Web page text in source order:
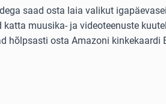
saad osta laia valikut
katta muusika- ja videoteenuste
hõlpsasti osta Amazoni